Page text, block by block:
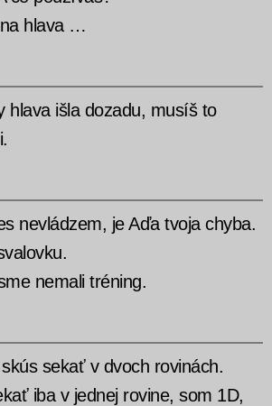
hlava …
hlava išla dozadu, musíš to
nevládzem, je Aďa tvoja chyba.
nemali tréning.
sekať v dvoch rovinách.
iba v jednej rovine, som 1D,